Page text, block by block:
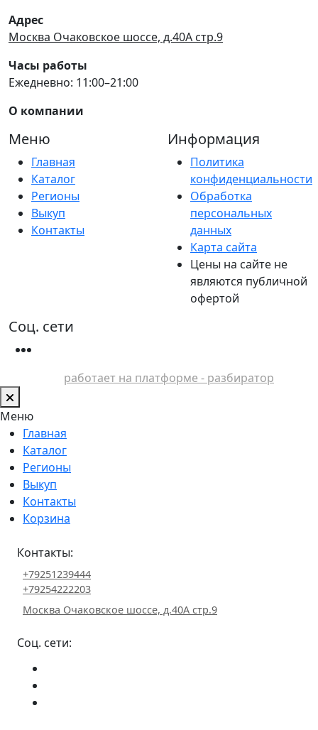
Адрес
Москва Очаковское шоссе, д.40А стр.9
Часы работы
Ежедневно: 11:00–21:00
О компании
Меню
Главная
Каталог
Регионы
Выкуп
Контакты
Информация
Политика
конфиденциальности
Обработка
персональных
данных
Карта сайта
Цены на сайте не
являются публичной
офертой
Соц. сети
работает на платформе - разбиратор
Меню
Главная
Каталог
Регионы
Выкуп
Контакты
Корзина
Контакты:
+79251239444
+79254222203
Москва Очаковское шоссе, д.40А стр.9
Соц. сети: